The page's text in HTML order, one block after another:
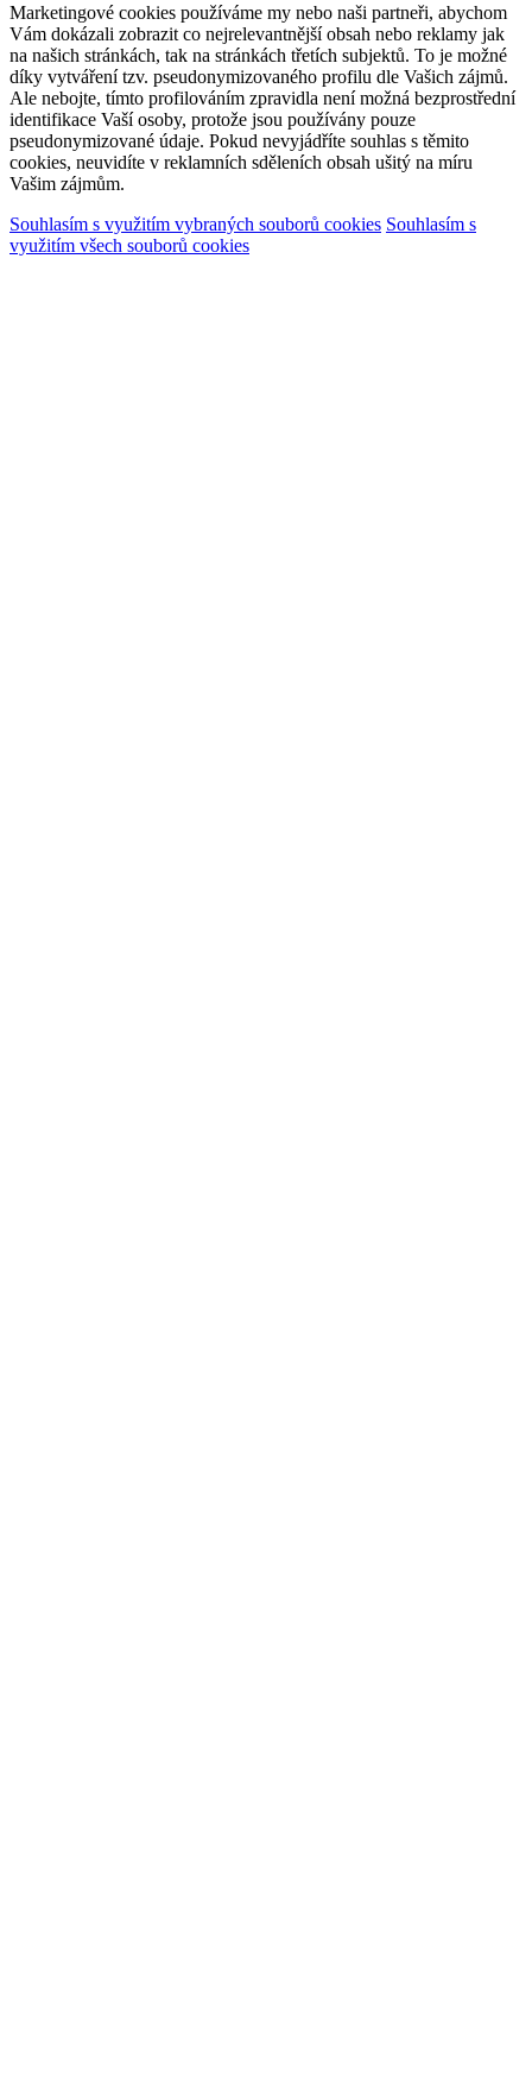
Marketingové cookies používáme my nebo naši partneři, abychom
Vám dokázali zobrazit co nejrelevantnější obsah nebo reklamy jak
na našich stránkách, tak na stránkách třetích subjektů. To je možné
díky vytváření tzv. pseudonymizovaného profilu dle Vašich zájmů.
Ale nebojte, tímto profilováním zpravidla není možná bezprostřední
identifikace Vaší osoby, protože jsou používány pouze
pseudonymizované údaje. Pokud nevyjádříte souhlas s těmito
cookies, neuvidíte v reklamních sděleních obsah ušitý na míru
Vašim zájmům.
Souhlasím s využitím vybraných souborů cookies Souhlasím s
využitím všech souborů cookies